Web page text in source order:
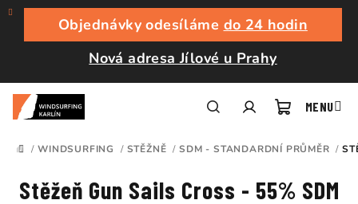
Přejít
obsah
Objednávky odesíláme do 24 hodin
Nová adresa Jílové u Prahy
košík
DOMŮ
/ WINDSURFING / STĚŽNĚ / SDM - STANDARDNÍ PRŮMĚR /
Stěžeň Gun Sails Cross - 55% SDM